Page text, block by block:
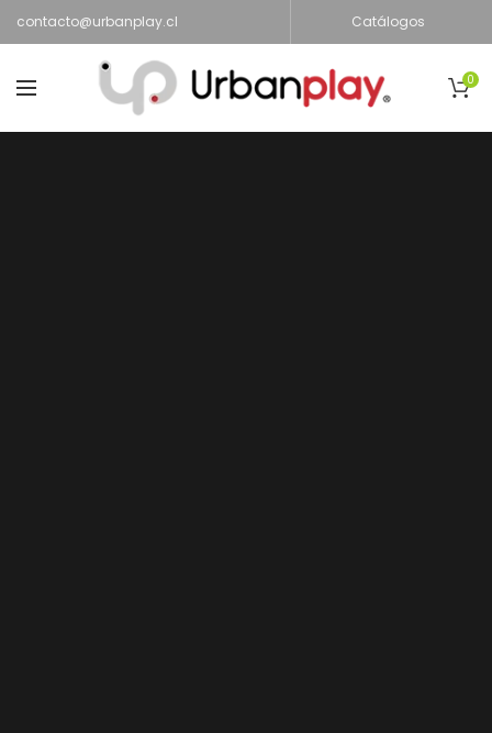
contacto@urbanplay.cl Catálogos
0